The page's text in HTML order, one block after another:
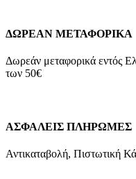
ΔΩΡΕΑΝ ΜΕΤΑΦΟΡΙΚΑ
Δωρεάν μεταφορικά εντός
των 50€
ΑΣΦΑΛΕΙΣ ΠΛΗΡΩΜΕΣ
Αντικαταβολή, Πιστωτική